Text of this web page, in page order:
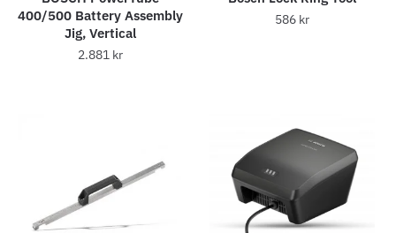
400/500 Battery Assembly
Jig, Vertical
2.881 kr
586 kr